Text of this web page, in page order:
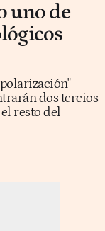
uno de
dos tercios
resto del